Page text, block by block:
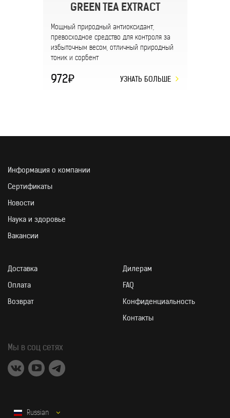
GREEN TEA EXTRACT
Мощный природный антиоксидант,
превосходное средство для контроля за
избыточным весом, отличный природный
тоник и сорбент
972 УЗНАТЬ БОЛЬШЕ
Информация о компании
Сертификаты
Новости
Наука и здоровье
Вакансии
Доставка
Оплата
Возврат
Дилерам
FAQ
Конфиденциальность
Контакты
Мы в соц сетях
Russian